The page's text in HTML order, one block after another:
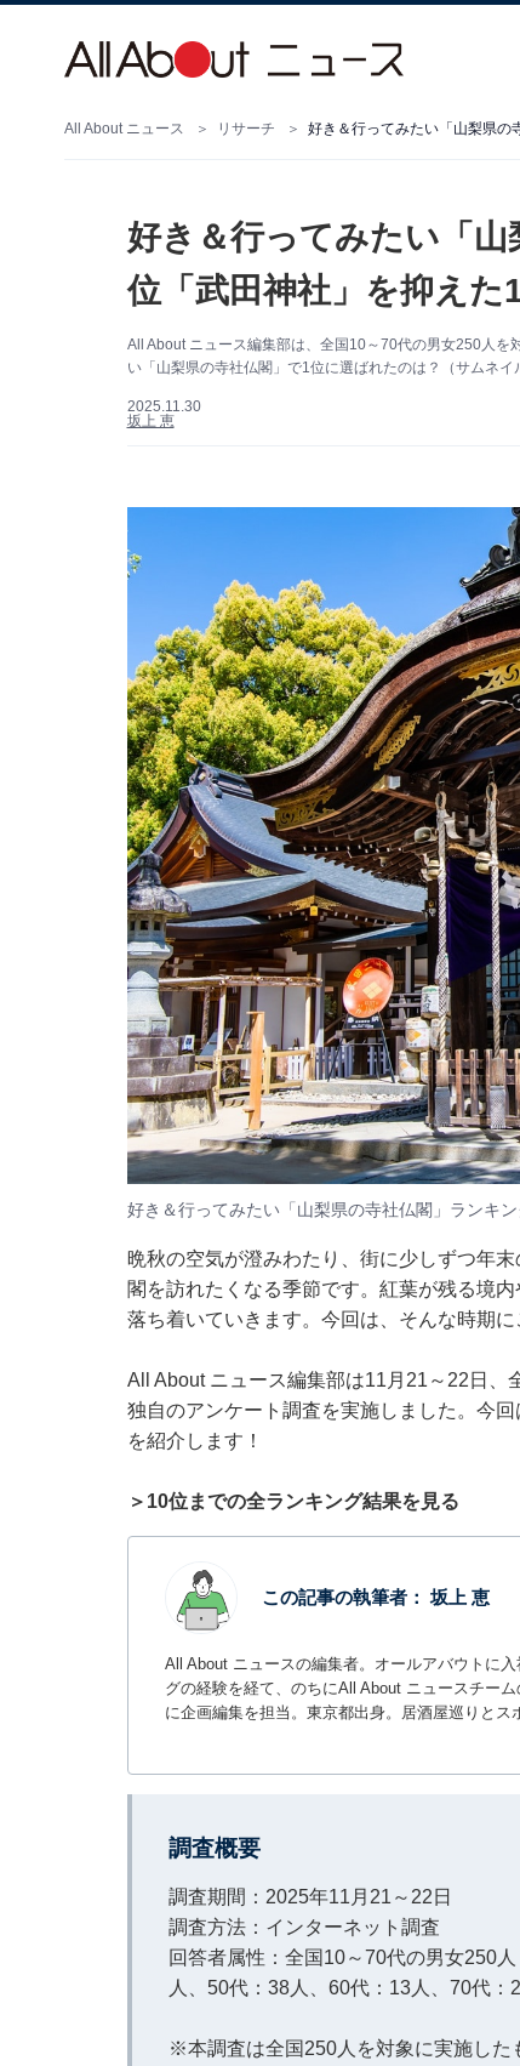
All About ニュース リサーチ 好き＆行ってみたい「山梨県の
好き＆行ってみたい「
位「武田神社」を抑えた
All About ニュース編集部は、全国10～70代の男女250人
い「山梨県の寺社仏閣」で1位に選ばれたのは？（サムネイ
2025.11.30
坂上 恵
好き＆行ってみたい「山梨県の寺社仏閣」ランキン
晩秋の空気が澄みわたり、街に少しずつ年
閣を訪れたくなる季節です。紅葉が残る境
落ち着いていきます。今回は、そんな時期
All About ニュース編集部は11月21～22日、
独自のアンケート調査を実施しました。今
を紹介します！
＞10位までの全ランキング結果を見る
この記事の執筆者： 坂上 恵
All About ニュースの編集者。オールアバウトに
グの経験を経て、のちにAll About ニュースチー
に企画編集を担当。東京都出身。居酒屋巡りとス
調査概要
調査期間：2025年11月21～22日
調査方法：インターネット調査
回答者属性：全国10～70代の男女250
人、50代：38人、60代：13人、70代：2
※本調査は全国250人を対象に実施した